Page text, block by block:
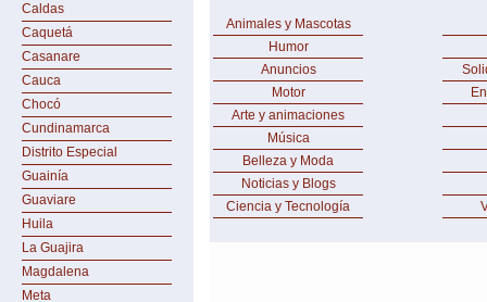
Caldas
Caquetá
Casanare
Cauca
Chocó
Cundinamarca
Distrito Especial
Guainía
Guaviare
Huila
La Guajira
Magdalena
Meta
Animales y Mascotas
Humor
Anuncios
Motor
Arte y animaciones
Música
Belleza y Moda
Noticias y Blogs
Ciencia y Tecnología